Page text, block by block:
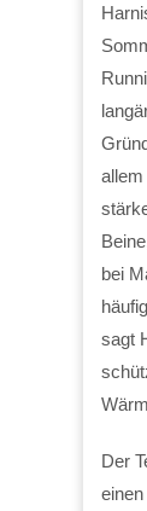
allem
bei
sagt
Der